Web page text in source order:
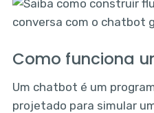
Como funciona
Um chatbot é um
projetado para simular